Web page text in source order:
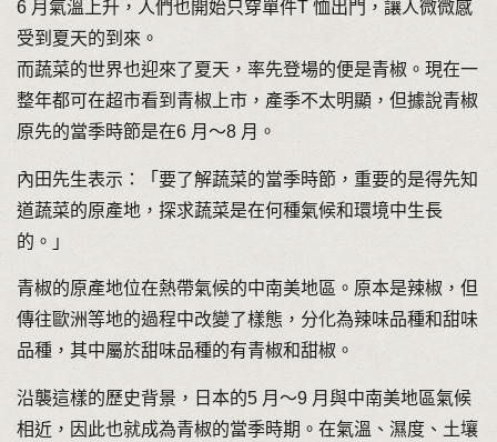
6 月氣溫上升，人們也開始只穿單件T 恤出門，讓人微微感
受到夏天的到來。
而蔬菜的世界也迎來了夏天，率先登場的便是青椒。現在一
整年都可在超市看到青椒上市，產季不太明顯，但據說青椒
原先的當季時節是在6 月～8 月。
內田先生表示：「要了解蔬菜的當季時節，重要的是得先知
道蔬菜的原產地，探求蔬菜是在何種氣候和環境中生長
的。」
青椒的原產地位在熱帶氣候的中南美地區。原本是辣椒，但
傳往歐洲等地的過程中改變了樣態，分化為辣味品種和甜味
品種，其中屬於甜味品種的有青椒和甜椒。
沿襲這樣的歷史背景，日本的5 月～9 月與中南美地區氣候
相近，因此也就成為青椒的當季時期。在氣溫、濕度、土壤